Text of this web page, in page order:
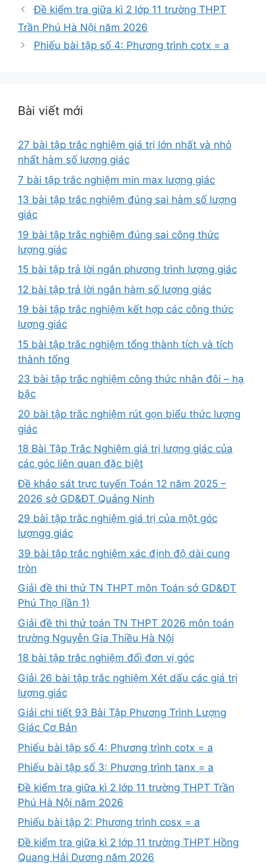
mục
Đề kiểm tra giữa kì 2 lớp 11 trường THPT
Trần Phú Hà Nội năm 2026
Phiếu bài tập số 4: Phương trình cotx = a
Bài viết mới
27 bài tập trắc nghiệm giá trị lớn nhất và nhỏ
nhất hàm số lượng giác
7 bài tập trắc nghiệm min max lượng giác
13 bài tập trắc nghiệm đúng sai hàm số lượng
giác
19 bài tập trắc nghiệm đúng sai công thức
lượng giác
15 bài tập trả lời ngắn phương trình lượng giác
12 bài tập trả lời ngắn hàm số lượng giác
19 bài tập trắc nghiệm kết hợp các công thức
lượng giác
15 bài tập trắc nghiệm tổng thành tích và tích
thành tổng
23 bài tập trắc nghiệm công thức nhân đôi – hạ
bậc
20 bài tập trắc nghiệm rút gọn biểu thức lượng
giác
18 Bài Tập Trắc Nghiệm giá trị lượng giác của
các góc liên quan đặc biệt
Đề khảo sát trực tuyến Toán 12 năm 2025 –
2026 sở GD&ĐT Quảng Ninh
29 bài tập trắc nghiệm giá trị của một góc
lượngg giác
39 bài tập trắc nghiệm xác định độ dài cung
tròn
Giải đề thi thử TN THPT môn Toán sở GD&ĐT
Phú Thọ (lần 1)
Giải đề thi thử toán TN THPT 2026 môn toán
trường Nguyễn Gia Thiều Hà Nội
18 bài tập trắc nghiệm đổi đơn vị góc
Giải 26 bài tập trắc nghiệm Xét dấu các giá trị
lượng giác
Giải chi tiết 93 Bài Tập Phương Trình Lượng
Giác Cơ Bản
Phiếu bài tập số 4: Phương trình cotx = a
Phiếu bài tập số 3: Phương trình tanx = a
Đề kiểm tra giữa kì 2 lớp 11 trường THPT Trần
Phú Hà Nội năm 2026
Phiếu bài tập 2: Phương trình cosx = a
Đề kiểm tra giữa kì 2 lớp 11 trường THPT Hồng
Quang Hải Dương năm 2026